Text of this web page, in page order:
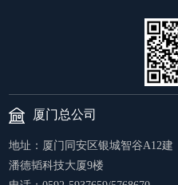
厦门总公司
地址：厦门同安区银城智谷A12建
潘德韬科技大厦9楼